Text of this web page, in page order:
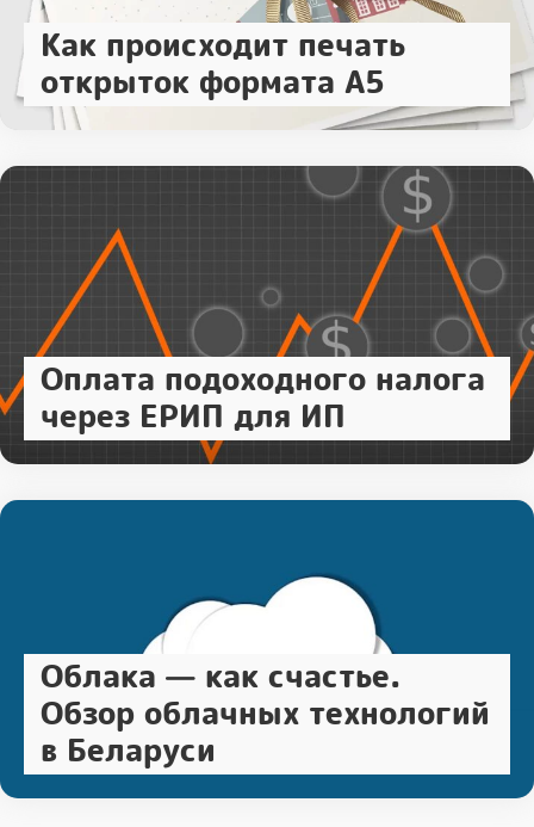
Как происходит печать
открыток формата А5
Оплата подоходного налога
через ЕРИП для ИП
Облака — как счастье.
Обзор облачных технологий
в Беларуси